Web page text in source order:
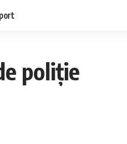
poliție